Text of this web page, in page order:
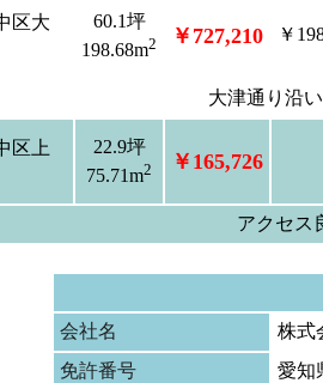
区大
60.1坪
198.68m2 ￥727,210 ￥
大津通り沿
区上
22.9坪
75.71m2 ￥165,726
アクセス
会社名
株式
免許番号
愛知